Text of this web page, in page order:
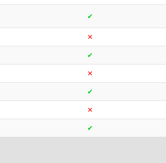
✔︎
✕︎
✔︎
✕︎
✔︎
✕︎
✔︎